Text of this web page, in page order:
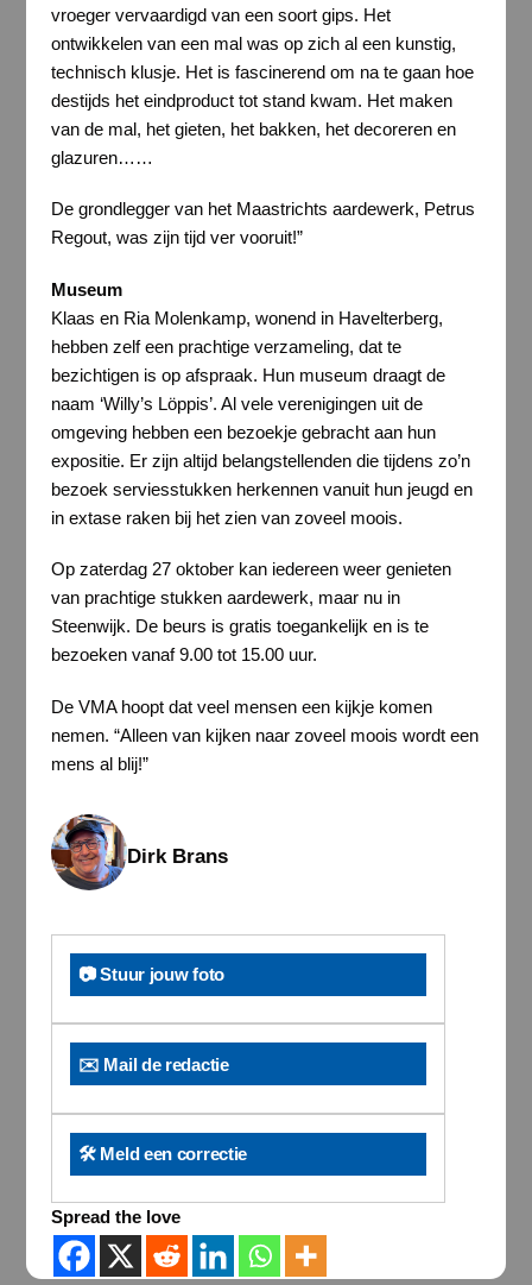
vroeger vervaardigd van een soort gips. Het
ontwikkelen van een mal was op zich al een kunstig,
technisch klusje. Het is fascinerend om na te gaan hoe
destijds het eindproduct tot stand kwam. Het maken
van de mal, het gieten, het bakken, het decoreren en
glazuren……
De grondlegger van het Maastrichts aardewerk, Petrus
Regout, was zijn tijd ver vooruit!”
Museum
Klaas en Ria Molenkamp, wonend in Havelterberg,
hebben zelf een prachtige verzameling, dat te
bezichtigen is op afspraak. Hun museum draagt de
naam ‘Willy’s Löppis’. Al vele verenigingen uit de
omgeving hebben een bezoekje gebracht aan hun
expositie. Er zijn altijd belangstellenden die tijdens zo’n
bezoek serviesstukken herkennen vanuit hun jeugd en
in extase raken bij het zien van zoveel moois.
Op zaterdag 27 oktober kan iedereen weer genieten
van prachtige stukken aardewerk, maar nu in
Steenwijk. De beurs is gratis toegankelijk en is te
bezoeken vanaf 9.00 tot 15.00 uur.
De VMA hoopt dat veel mensen een kijkje komen
nemen. “Alleen van kijken naar zoveel moois wordt een
mens al blij!”
Dirk Brans
📷 Stuur jouw foto
✉️ Mail de redactie
🛠️ Meld een correctie
Spread the love